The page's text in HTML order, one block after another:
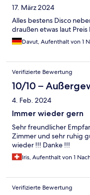
17. März 2024
Alles bestens Disco
draußen etwas laut
Davut, Aufenthalt von 1
Verifizierte Bewertung
10/10 –
4. Feb. 2024
Immer wieder gern
Sehr freundlicher
Zimmer und sehr ruhig
wieder !!! Danke !!!
Iris, Aufenthalt von 1
Verifizierte Bewertung